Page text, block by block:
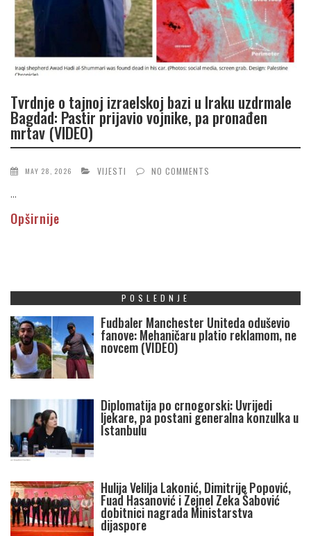
Tvrdnje o tajnoj izraelskoj bazi u Iraku uzdrmale
Bagdad: Pastir prijavio vojnike, pa pronađen
mrtav (VIDEO)
MAY 28, 2026 VIJESTI NO COMMENTS
...
Opširnije
POSLEDNJE
Fudbaler Manchester Uniteda oduševio
fanove: Mehaničaru platio reklamom, ne
novcem (VIDEO)
Diplomatija po crnogorski: Uvrijedi
ljekare, pa postani generalna konzulka u
Istanbulu
Hulija Velilja Lakonić, Dimitrije Popović,
Fuad Hasanović i Zejnel Zeka Šabović
dobitnici nagrada Ministarstva
dijaspore